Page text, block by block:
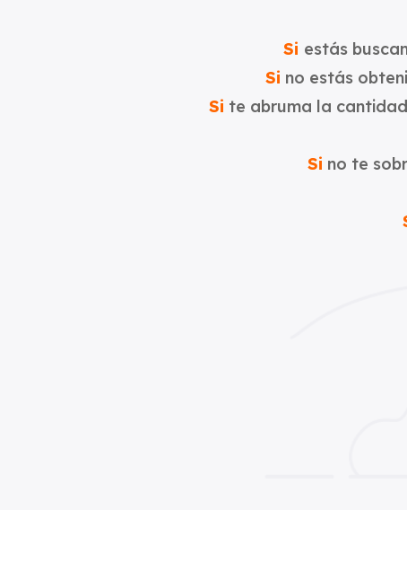
Si estás
Si no estás
Si te abruma la
Si no te